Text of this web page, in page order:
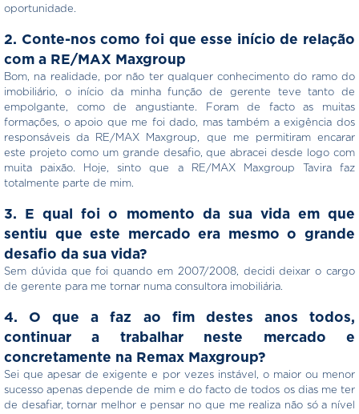
oportunidade.
2. Conte-nos como foi que esse início de relação
com a RE/MAX Maxgroup
Bom, na realidade, por não ter qualquer conhecimento do ramo do
imobiliário, o início da minha função de gerente teve tanto de
empolgante, como de angustiante. Foram de facto as muitas
formações, o apoio que me foi dado, mas também a exigência dos
responsáveis da RE/MAX Maxgroup, que me permitiram encarar
este projeto como um grande desafio, que abracei desde logo com
muita paixão. Hoje, sinto que a RE/MAX Maxgroup Tavira faz
totalmente parte de mim.
3. E qual foi o momento da sua vida em que
sentiu que este mercado era mesmo o grande
desafio da sua vida?
Sem dúvida que foi quando em 2007/2008, decidi deixar o cargo
de gerente para me tornar numa consultora imobiliária.
4. O que a faz ao fim destes anos todos,
continuar a trabalhar neste mercado e
concretamente na Remax Maxgroup?
Sei que apesar de exigente e por vezes instável, o maior ou menor
sucesso apenas depende de mim e do facto de todos os dias me ter
de desafiar, tornar melhor e pensar no que me realiza não só a nível